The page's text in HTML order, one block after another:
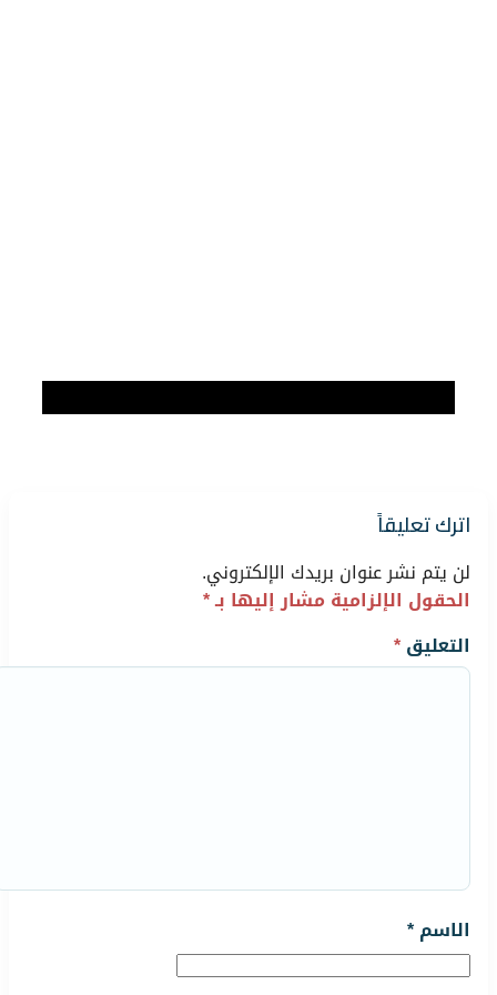
اترك تعليقاً
لن يتم نشر عنوان بريدك الإلكتروني.
الحقول الإلزامية مشار إليها بـ*
التعليق*
الاسم*